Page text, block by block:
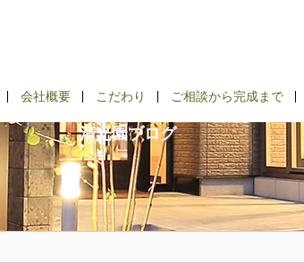
会社概要 こだわり ご相談から完成まで
BLOG
清光園ブログ